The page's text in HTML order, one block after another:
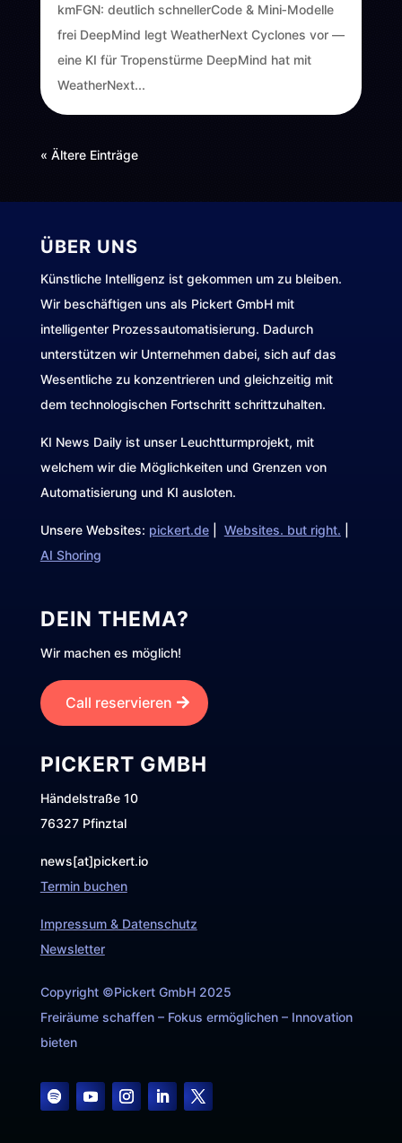
kmFGN: deutlich schnellerCode & Mini‑Modelle
frei DeepMind legt WeatherNext Cyclones vor —
eine KI für Tropenstürme DeepMind hat mit
WeatherNext...
« Ältere Einträge
ÜBER UNS
Künstliche Intelligenz ist gekommen um zu bleiben.
Wir beschäftigen uns als Pickert GmbH mit
intelligenter Prozessautomatisierung. Dadurch
unterstützen wir Unternehmen dabei, sich auf das
Wesentliche zu konzentrieren und gleichzeitig mit
dem technologischen Fortschritt schrittzuhalten.
KI News Daily ist unser Leuchtturmprojekt, mit
welchem wir die Möglichkeiten und Grenzen von
Automatisierung und KI ausloten.
Unsere Websites: pickert.de| Websites. but right.
AI Shoring
DEIN THEMA?
Wir machen es möglich!
Call reservieren
PICKERT GMBH
Händelstraße 10
76327 Pfinztal
news[at]pickert.io
Termin buchen
Impressum & Datenschutz
Newsletter
Copyright ©Pickert GmbH 2025
Freiräume schaffen – Fokus ermöglichen – Innovation
bieten